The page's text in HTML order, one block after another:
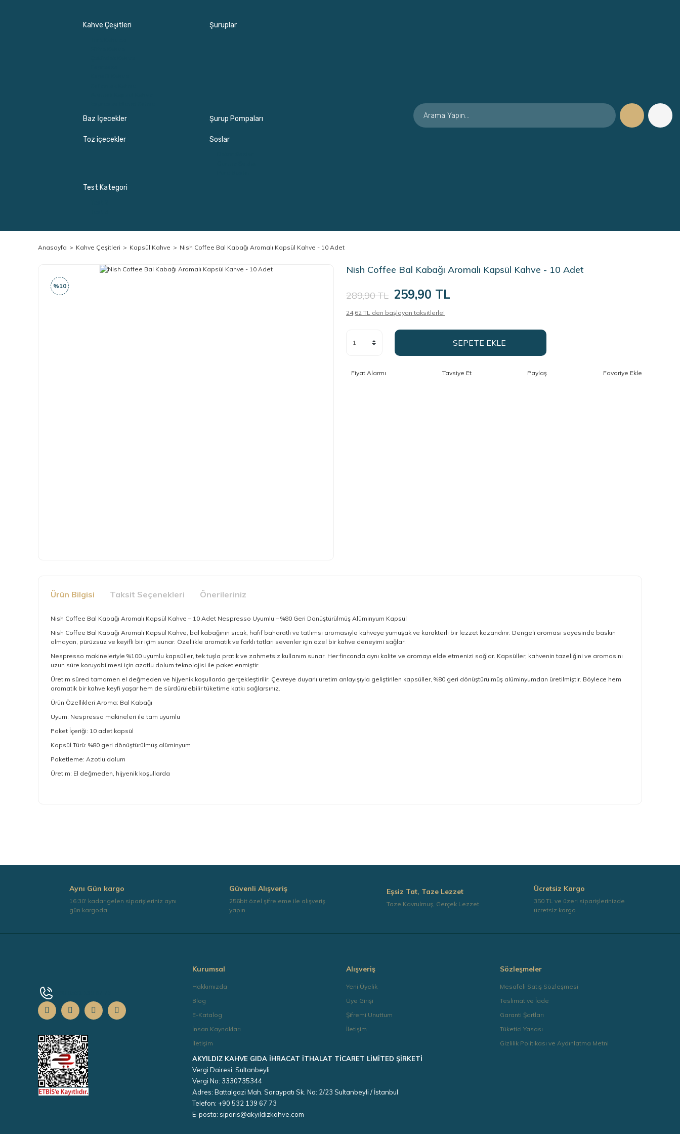
Kahve Çeşitleri Şuruplar
Baz İçecekler Şurup Pompaları
Toz içecekler Soslar
Test Kategori
Anasayfa Kahve Çeşitleri Kapsül Kahve Nish Coffee Bal Kabağı Aromalı Kapsül Kahve - 10 Adet
%10
Nish Coffee Bal Kabağı Aromalı Kapsül Kahve - 10 Adet
289,90 TL 259,90 TL
24,62 TL den başlayan taksitlerle!
SEPETE EKLE
Fiyat Alarmı Tavsiye Et Paylaş
Ürün Bilgisi Taksit Seçenekleri Önerileriniz
Nish Coffee Bal Kabağı Aromalı Kapsül Kahve – 10 Adet Nespresso Uyumlu – %80 Geri Dönüştürülmüş Alüminyum Kapsül
Nish Coffee Bal Kabağı Aromalı Kapsül Kahve, bal kabağının sıcak, hafif baharatlı ve tatlımsı aromasıyla kahveye yumuşak ve karakterli bir lezzet kazandırır. Dengeli aroması sayesinde baskın
olmayan, pürüzsüz ve keyifli bir içim sunar. Özellikle aromatik ve farklı tatları sevenler için özel bir kahve deneyimi sağlar.
Nespresso makineleriyle %100 uyumlu kapsüller, tek tuşla pratik ve zahmetsiz kullanım sunar. Her fincanda aynı kalite ve aromayı elde etmenizi sağlar. Kapsüller, kahvenin tazeliğini ve aromasını
uzun süre koruyabilmesi için azotlu dolum teknolojisi ile paketlenmiştir.
Üretim süreci tamamen el değmeden ve hijyenik koşullarda gerçekleştirilir. Çevreye duyarlı üretim anlayışıyla geliştirilen kapsüller, %80 geri dönüştürülmüş alüminyumdan üretilmiştir. Böylece hem
aromatik bir kahve keyfi yaşar hem de sürdürülebilir tüketime katkı sağlarsınız.
Ürün Özellikleri Aroma: Bal Kabağı
Uyum: Nespresso makineleri ile tam uyumlu
Paket İçeriği: 10 adet kapsül
Kapsül Türü: %80 geri dönüştürülmüş alüminyum
Paketleme: Azotlu dolum
Üretim: El değmeden, hijyenik koşullarda
Ürün bilgilerinde hatalar bulunuyor.
Aynı Gün kargo
16:30' kadar gelen siparişleriniz aynı
gün kargoda.
Güvenli Alışveriş
256bit özel şifreleme ile alışveriş
yapın.
Eşsiz Tat, Taze Lezzet
Taze Kavrulmuş, Gerçek Lezzet
Ücretsiz Kargo
350 TL ve üzeri siparişlerinizde
ücretsiz kargo
Kurumsal
Hakkımızda
Blog
E-Katalog
İnsan Kaynakları
İletişim
Alışveriş
Yeni Üyelik
Üye Girişi
Şifremi Unuttum
İletişim
Sözleşmeler
Mesafeli Satış Sözleşmesi
Teslimat ve İade
Garanti Şartları
Tüketici Yasası
Gizlilik Politikası ve Aydınlatma Metni
AKYILDIZ KAHVE GIDA İHRACAT İTHALAT TİCARET LİMİTED ŞİRKETİ
Vergi Dairesi: Sultanbeyli
Vergi No: 3330735344
Adres: Battalgazi Mah. Saraypatı Sk. No: 2/23 Sultanbeyli / İstanbul
Telefon: +90 532 139 67 73
E-posta: siparis@akyildizkahve.com